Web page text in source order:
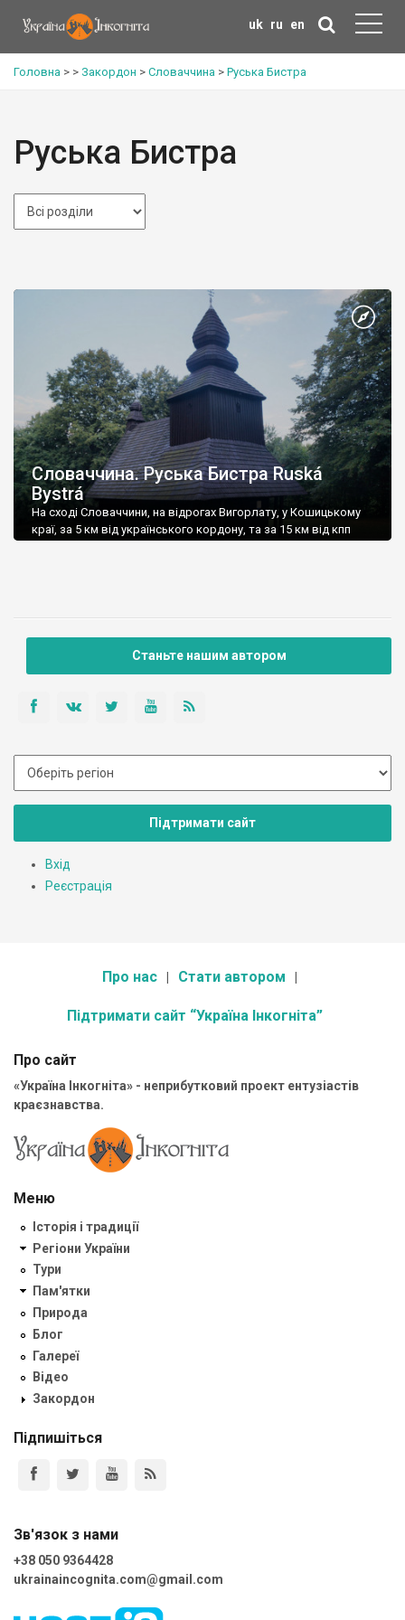
uk ru en
Головна > > Закордон > Словаччина > Руська Бистра
Руська Бистра
Словаччина. Руська Бистра Ruská
Bystrá
На сході Словаччини, на відрогах Вигорлату, у Кошицькому
краї, за 5 км від українського кордону, та за 15 км від кпп
Станьте нашим автором
Підтримати сайт
Вхід
Реєстрація
Про нас Стати автором
Підтримати сайт “Україна Інкогніта”
Про сайт
«Україна Інкогніта» - неприбутковий проект ентузіастів
краєзнавства.
Меню
Історія і традиції
Регіони України
Тури
Пам'ятки
Природа
Блог
Галереї
Відео
Закордон
Підпишіться
Зв'язок з нами
+38 050 9364428
ukrainaincognita.com@gmail.com